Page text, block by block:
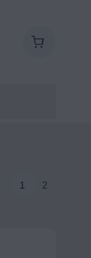
1 2